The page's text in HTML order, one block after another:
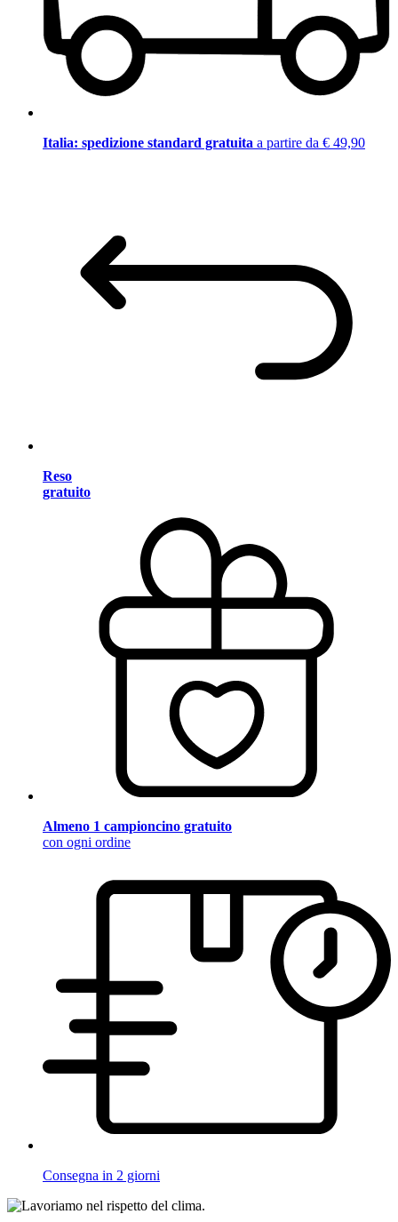
Italia: spedizione standard gratuita a partire da € 49,90
Reso
gratuito
Almeno 1 campioncino gratuito
con ogni ordine
Consegna in 2 giorni